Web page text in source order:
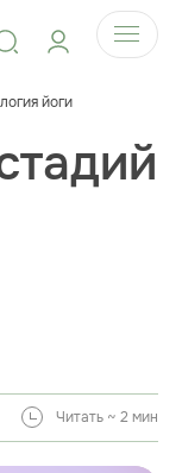
йоги
Читать ~ 2 мин